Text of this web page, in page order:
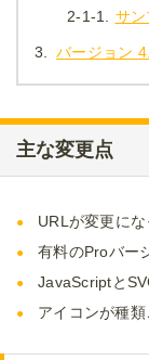
2-1-1. サ
3. バージョン
主な変更点
URLが変更にな
有料のProバー
JavaScriptと
アイコンが種